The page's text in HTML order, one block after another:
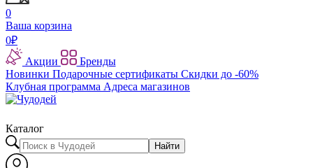
0
Ваша корзина
0₽
Акции
Бренды
Новинки Подарочные сертификаты Скидки до -60%
Клубная программа Адреса магазинов
Каталог
Найти